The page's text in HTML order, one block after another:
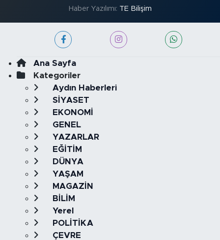
Haber Yazılımı: TE Bilişim
Ana Sayfa
Kategoriler
Aydın Haberleri
SİYASET
EKONOMİ
GENEL
YAZARLAR
EĞİTİM
DÜNYA
YAŞAM
MAGAZİN
BİLİM
Yerel
POLİTİKA
ÇEVRE